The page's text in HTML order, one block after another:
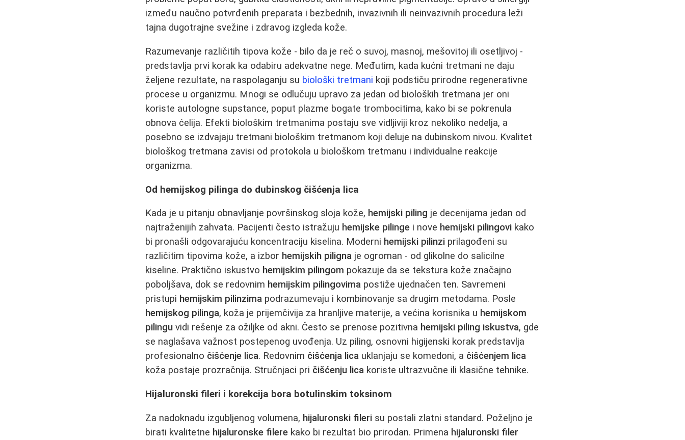
između naučno potvrđenih preparata i bezbednih, invazivnih ili neinvazivnih procedura leži
tajna dugotrajne svežine i zdravog izgleda kože.
Razumevanje različitih tipova kože - bilo da je reč o suvoj, masnoj, mešovitoj ili osetljivoj -
predstavlja prvi korak ka odabiru adekvatne nege. Međutim, kada kućni tretmani ne daju
željene rezultate, na raspolaganju su biološki tretmani koji podstiču prirodne regenerativne
procese u organizmu. Mnogi se odlučuju upravo za jedan od bioloških tretmana jer oni
koriste autologne supstance, poput plazme bogate trombocitima, kako bi se pokrenula
obnova ćelija. Efekti biološkim tretmanima postaju sve vidljiviji kroz nekoliko nedelja, a
posebno se izdvajaju tretmani biološkim tretmanom koji deluje na dubinskom nivou. Kvalitet
biološkog tretmana zavisi od protokola u biološkom tretmanu i individualne reakcije
organizma.
Od hemijskog pilinga do dubinskog čišćenja lica
Kada je u pitanju obnavljanje površinskog sloja kože, hemijski piling je decenijama jedan od
najtraženijih zahvata. Pacijenti često istražuju hemijske pilinge i nove hemijski pilingovi kako
bi pronašli odgovarajuću koncentraciju kiselina. Moderni hemijski pilinzi prilagođeni su
različitim tipovima kože, a izbor hemijskih piligna je ogroman - od glikolne do salicilne
kiseline. Praktično iskustvo hemijskim pilingom pokazuje da se tekstura kože značajno
poboljšava, dok se redovnim hemijskim pilingovima postiže ujednačen ten. Savremeni
pristupi hemijskim pilinzima podrazumevaju i kombinovanje sa drugim metodama. Posle
hemijskog pilinga, koža je prijemčivija za hranljive materije, a većina korisnika u hemijskom
pilingu vidi rešenje za ožiljke od akni. Često se prenose pozitivna hemijski piling iskustva, gde
se naglašava važnost postepenog uvođenja. Uz piling, osnovni higijenski korak predstavlja
profesionalno čišćenje lica. Redovnim čišćenja lica uklanjaju se komedoni, a čišćenjem lica
koža postaje prozračnija. Stručnjaci pri čišćenju lica koriste ultrazvučne ili klasične tehnike.
Hijaluronski fileri i korekcija bora botulinskim toksinom
Za nadoknadu izgubljenog volumena, hijaluronski fileri su postali zlatni standard. Poželjno je
birati kvalitetne hijaluronske filere kako bi rezultat bio prirodan. Primena hijaluronski filer